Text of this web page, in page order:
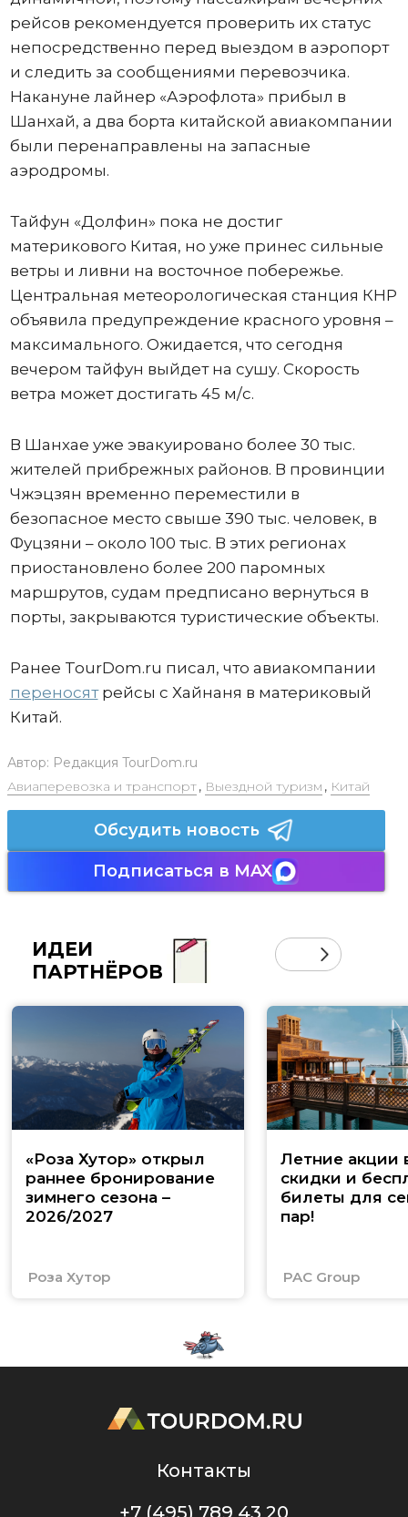
рейсов рекомендуется проверить их статус
непосредственно перед выездом в аэропорт
и следить за сообщениями перевозчика.
Накануне лайнер «Аэрофлота» прибыл в
Шанхай, а два борта китайской авиакомпании
были перенаправлены на запасные
аэродромы.
Тайфун «Долфин» пока не достиг
материкового Китая, но уже принес сильные
ветры и ливни на восточное побережье.
Центральная метеорологическая станция КНР
объявила предупреждение красного уровня –
максимального. Ожидается, что сегодня
вечером тайфун выйдет на сушу. Скорость
ветра может достигать 45 м/с.
В Шанхае уже эвакуировано более 30 тыс.
жителей прибрежных районов. В провинции
Чжэцзян временно переместили в
безопасное место свыше 390 тыс. человек, в
Фуцзяни – около 100 тыс. В этих регионах
приостановлено более 200 паромных
маршрутов, судам предписано вернуться в
порты, закрываются туристические объекты.
Ранее TourDom.ru писал, что авиакомпании
переносятрейсы с Хайнаня в материковый
Китай.
Автор: Редакция TourDom.ru
Авиаперевозка и транспорт, Выездной туризм , Китай
Обсудить новость
Подписаться в MAX
ИДЕИ
ПАРТНЁРОВ
«Роза Хутор» открыл
раннее бронирование
зимнего сезона –
2026/2027
Роза Хутор
Летние акции
скидки и
билеты для
пар!
PAC Group
Контакты
+7 (495) 789 43 20